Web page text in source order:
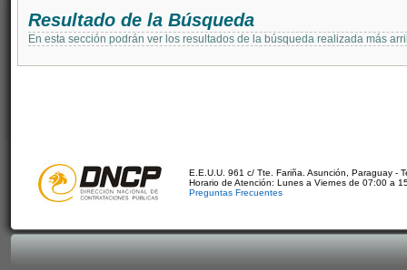
Resultado de la Búsqueda
En esta sección podrán ver los resultados de la búsqueda realizada más
E.E.U.U. 961 c/ Tte. Fariña. Asunción, Paraguay -
Horario de Atención: Lunes a Viernes de 07:00 a
Preguntas Frecuentes